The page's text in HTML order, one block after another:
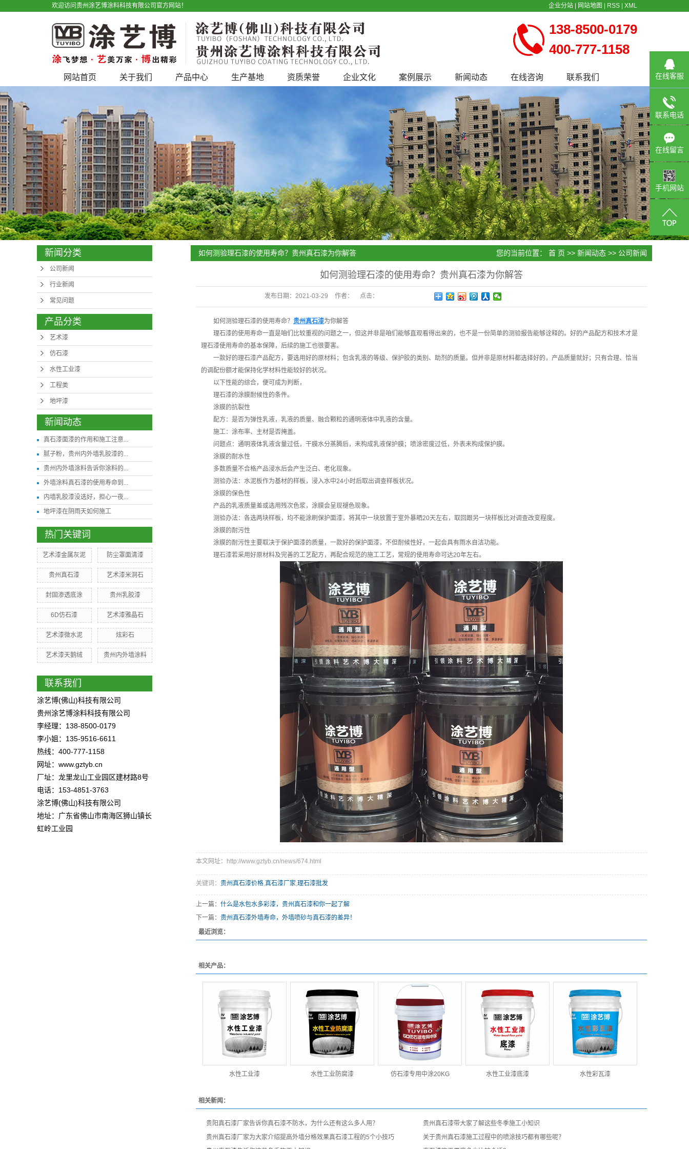
欢迎访问贵州涂艺博涂料科技有限公司官方网站！ 企业分站 网站地图 RSS XML
138-8500-0179
400-777-1158
网站首页 关于我们
宣传视频
户外广告
产品优势
产品中心
水性工业漆
工程类
地坪漆
生产基地 资质荣誉 企业文化 案例展示
工程案例
新闻动态
公司新闻
行业新闻
常见问题
在线咨询 联系我们
新闻分类
公司新闻
行业新闻
常见问题
产品分类
艺术漆
仿石漆
水性工业漆
工程类
地坪漆
新闻动态
真石漆面漆的作用和施工注意...
腻子粉，贵州内外墙乳胶漆的...
贵州内外墙涂料告诉你涂料的...
外墙涂料真石漆的使用寿命到...
内墙乳胶漆没选好，担心一夜...
地坪漆在阴雨天如何施工
热门关键词
艺术漆金属灰泥 防尘罩面清漆
贵州真石漆 艺术漆米洞石
封固渗透底涂 贵州乳胶漆
6D仿石漆 艺术漆雅晶石
艺术漆微水泥 炫彩石
艺术漆天鹅绒 贵州内外墙涂料
联系我们
涂艺博(佛山)科技有限公司
贵州涂艺博涂料科技有限公司
李经理：138-8500-0179
李小姐：135-9516-6611
热线：400-777-1158
网址：www.gztyb.cn
厂址：龙里龙山工业园区建材路8号
电话：153-4851-3763
涂艺博(佛山)科技有限公司
地址：广东省佛山市南海区狮山镇长
虹岭工业园
如何测验理石漆的使用寿命？贵州真石漆为你解答 您的当前位置： 首 页 >> 新闻动态 >> 公司新闻
如何测验理石漆的使用寿命？贵州真石漆为你解答
发布日期： 2021-03-29 作者： 点击：
如何测验理石漆的使用寿命？ 贵州真石漆为你解答
理石漆的使用寿命一直是咱们比较重视的问题之一，但这并非是咱们能够直观看得出来的，也不是一份简单的测验报告能够诠释的。好的产品配方和技术才是
理石漆使用寿命的基本保障，后续的施工也很要害。
一款好的理石漆产品配方，要选用好的原材料；包含乳液的等级、保护胶的类别、助剂的质量。但并非是原材料都选择好的，产品质量就好；只有合理、恰当
的调配份额才能保持化学材料性能较好的状况。
以下性能的综合，便可成为判断，
理石漆的涂膜耐候性的条件。
涂膜的抗裂性
配方：是否为弹性乳液，乳液的质量、融合颗粒的通明液体中乳液的含量。
施工：涂布率、主材是否掩盖。
问题点：通明液体乳液含量过低，干膜水分蒸腾后，未构成乳液保护膜；喷涂密度过低，外表未构成保护膜。
涂膜的耐水性
多数质量不合格产品浸水后会产生泛白、老化现象。
测验办法：水泥板作为基材的样板，浸入水中24小时后取出调查样板状况。
涂膜的保色性
产品的乳液质量差或选用残次色浆，涂膜会呈现褪色现象。
测验办法：各选两块样板，均不能涂刷保护面漆，将其中一块放置于室外暴晒20天左右，取回跟另一块样板比对调查改变程度。
涂膜的耐污性
涂膜的耐污性主要取决于保护面漆的质量，一款好的保护面漆，不但耐候性好，一起会具有雨水自洁功能。
理石漆若采用好原材料及完善的工艺配方，再配合规范的施工工艺，常规的使用寿命可达20年左右。
本文网址：http://www.gztyb.cn/news/674.html
关键词： 贵州真石漆价格,真石漆厂家,理石漆批发
上一篇： 什么是水包水多彩漆，贵州真石漆和你一起了解
下一篇： 贵州真石漆外墙寿命，外墙喷砂与真石漆的差异！
最近浏览：
相关产品：
水性工业漆 水性工业防腐漆 仿石漆专用中涂20KG 水性工业漆底漆 水性彩瓦漆
相关新闻：
贵阳真石漆厂家告诉你​真石漆不防水，为什么还有这么多人用？
贵州真石漆带大家了解这些冬季施工小知识
贵州真石漆厂家为大家介绍提高外墙分格效果真石漆工程的5个小技巧
关于贵州真石漆施工过程中的喷涂技巧都有哪些呢？
在线客服
联系电话
在线留言
手机网站